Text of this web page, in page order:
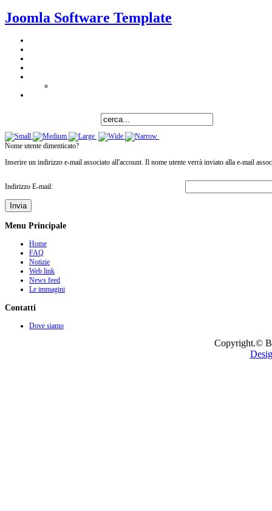
Joomla Software Template
Nome utente dimenticato?
Inserire un indirizzo e-mail associato all'account. Il nome utente verrà inviato alla e-mail
Indirizzo E-mail:
Invia
Menu Principale
Home
FAQ
Notizie
Web link
News feed
Le immagini
Contatti
Dove siamo
Copyright.©